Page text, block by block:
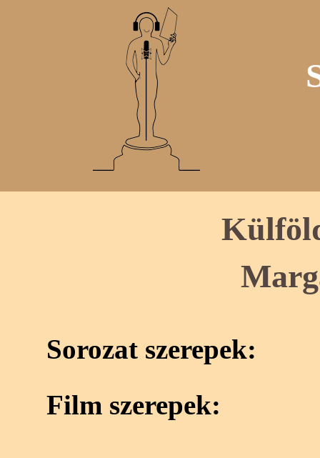
Sorozat szerepek:
Film szerepek: